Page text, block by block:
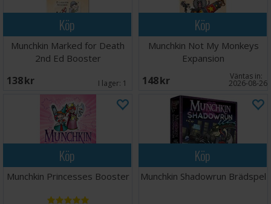
Köp
Munchkin Marked for Death
2nd Ed Booster
138 SEK I lager: 1
Köp
Munchkin Not My Monkeys
Expansion
148 SEK Väntas in:
2026-08-26
Köp
Munchkin Princesses Booster
Köp
Munchkin Shadowrun Brädspel